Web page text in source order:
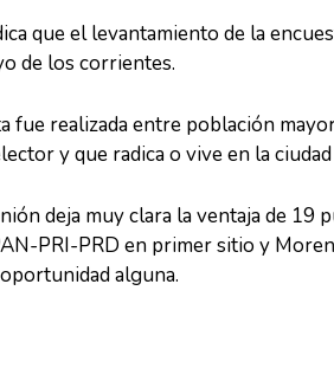
que el levantamiento de la
de los corrientes.
fue realizada entre población
y que radica o vive en la ciudad
deja muy clara la ventaja de 19
PRI-PRD en primer sitio y
alguna.